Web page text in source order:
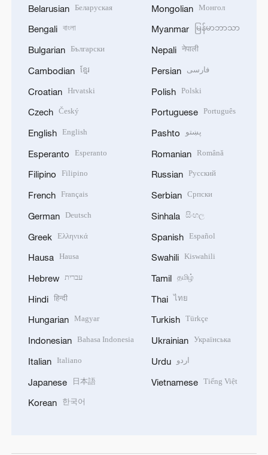
Belarusian Беларуская
Bengali বাংলা
Bulgarian Български
Cambodian ខ្មែរ
Croatian Hrvatski
Czech Český
English English
Esperanto Esperanto
Filipino Filipino
French Français
German Deutsch
Greek Ελληνικά
Hausa Hausa
Hebrew עברית
Hindi हिन्दी
Hungarian Magyar
Indonesian Bahasa Indonesia
Italian Italiano
Japanese 日本語
Korean 한국어
Mongolian Монгол
Myanmar မြန်မာဘာသာ
Nepali नेपाली
Persian فارسی
Polish Polski
Portuguese Português
Pashto پښتو
Romanian Română
Russian Русский
Serbian Српски
Sinhala සිංහල
Spanish Español
Swahili Kiswahili
Tamil தமிழ்
Thai ไทย
Turkish Türkçe
Ukrainian Українська
Urdu اردو
Vietnamese Tiếng Việt